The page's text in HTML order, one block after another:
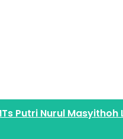
Putri Nurul